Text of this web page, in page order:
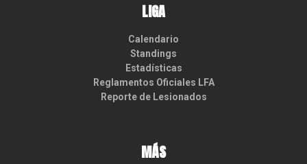
LIGA
Calendario
Standings
Estadísticas
Reglamentos Oficiales LFA
Reporte de Lesionados
MÁS